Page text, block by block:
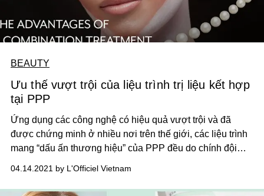
BEAUTY
Ưu thế vượt trội của liệu trình trị liệu kết hợp
tại PPP
Ứng dụng các công nghệ có hiệu quả vượt trội và đã
được chứng minh ở nhiều nơi trên thế giới, các liệu trình
mang “dấu ấn thương hiệu” của PPP đều do chính đội
cách thực hiện và kết hợp những liệu trình đột phá cùng
nhau theo cách riêng của mình, PPP đã có thể tạo nên
04.14.2021 by L'Officiel Vietnam